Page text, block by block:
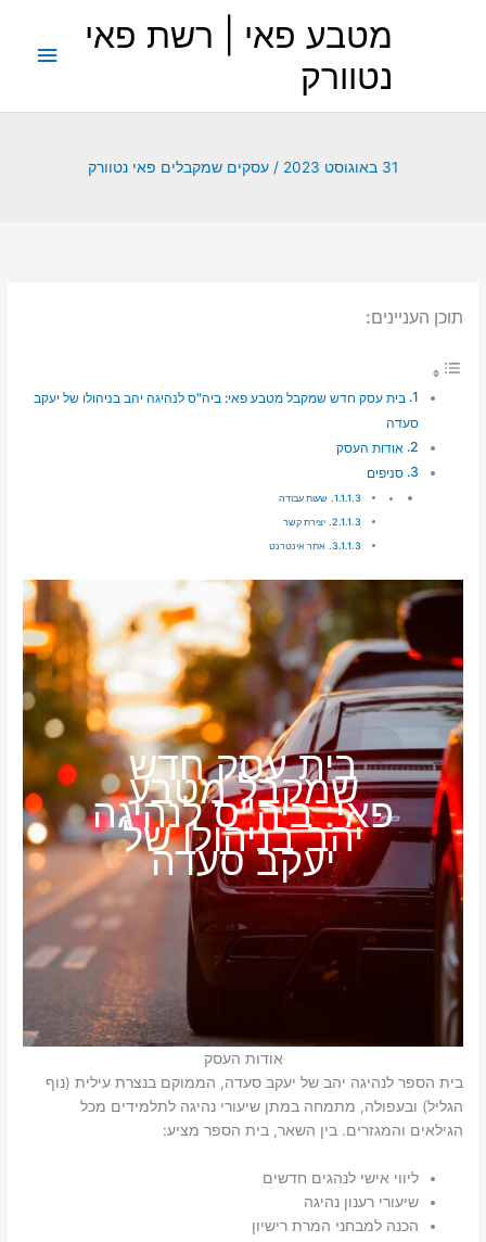
מטבע פאי | רשת פאי
נטוורק
31 באוגוסט 2023 / עסקים שמקבלים פאי נטוורק
תוכן העניינים:
בית עסק חדש שמקבל מטבע פאי: ביה"ס לנהיגה יהב בניהולו של יעקב
סעדה
אודות העסק
סניפים
שעות עבודה
יצירת קשר
אתר אינטרנט
בית עסק חדש
שמקבל מטבע
פאי: ביה"ס לנהיגה
יהב בניהולו של
יעקב סעדה
אודות העסק
בית הספר לנהיגה יהב של יעקב סעדה, הממוקם בנצרת עילית (נוף
הגליל) ובעפולה, מתמחה במתן שיעורי נהיגה לתלמידים מכל
הגילאים והמגזרים. בין השאר, בית הספר מציע:
ליווי אישי לנהגים חדשים
שיעורי רענון נהיגה
הכנה למבחני המרת רישיון